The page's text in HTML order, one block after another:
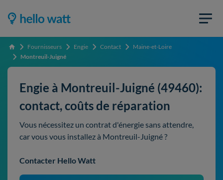
Accueil Fournisseurs Engie Contact
Maine-et-Loire
Montreuil-Juigné
Engie à Montreuil-Juigné (49460):
contact, coûts de réparation
Vous nécessitez un contrat d'énergie sans attendre,
car vous vous installez à Montreuil-Juigné ?
Contacter Hello Watt